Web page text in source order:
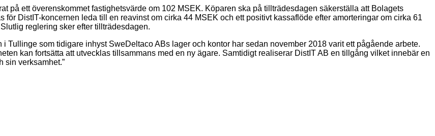
på ett överenskommet fastighetsvärde om 102 MSEK. Köparen ska på tillträdesdagen säkerställa att Bolagets
DistIT-koncernen leda till en reavinst om cirka 44 MSEK och ett positivt kassaflöde efter amorteringar om cirka 61
reglering sker efter tillträdesdagen.
Tullinge som tidigare inhyst SweDeltaco ABs lager och kontor har sedan november 2018 varit ett pågående arbete.
kan fortsätta att utvecklas tillsammans med en ny ägare. Samtidigt realiserar DistIT AB en tillgång vilket innebär en
sin verksamhet.”